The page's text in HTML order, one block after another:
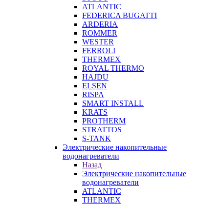
ATLANTIC
FEDERICA BUGATTI
ARDERIA
ROMMER
WESTER
FERROLI
THERMEX
ROYAL THERMO
HAJDU
ELSEN
RISPA
SMART INSTALL
KRATS
PROTHERM
STRATTOS
S-TANK
Электрические накопительные
водонагреватели
Назад
Электрические накопительные
водонагреватели
ATLANTIC
THERMEX